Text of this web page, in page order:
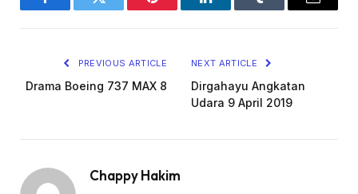
FacebookTwitter Pinterest LinkedInTumblr Email
PREVIOUS ARTICLE
Drama Boeing 737 MAX 8
NEXT ARTICLE
Dirgahayu Angkatan
Udara 9 April 2019
Chappy Hakim